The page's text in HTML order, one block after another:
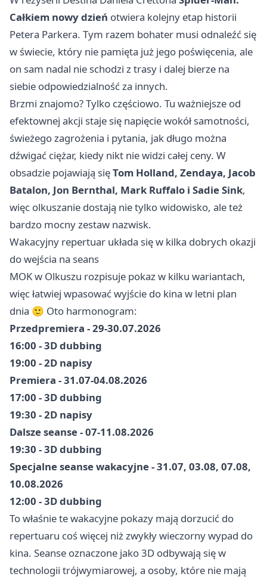
Całkiem nowy dzień otwiera kolejny etap historii
Petera Parkera. Tym razem bohater musi odnaleźć się
w świecie, który nie pamięta już jego poświęcenia, ale
on sam nadal nie schodzi z trasy i dalej bierze na
siebie odpowiedzialność za innych.
Brzmi znajomo? Tylko częściowo. Tu ważniejsze od
efektownej akcji staje się napięcie wokół samotności,
świeżego zagrożenia i pytania, jak długo można
dźwigać ciężar, kiedy nikt nie widzi całej ceny. W
obsadzie pojawiają sięTom Holland, Zendaya, Jacob
Batalon, Jon Bernthal, Mark Ruffalo i Sadie Sink,
więc olkuszanie dostają nie tylko widowisko, ale też
bardzo mocny zestaw nazwisk.
Wakacyjny repertuar układa się w kilka dobrych okazji
do wejścia na seans
MOK w Olkuszu rozpisuje pokaz w kilku wariantach,
więc łatwiej wpasować wyjście do kina w letni plan
dnia 🙂 Oto harmonogram:
Przedpremiera - 29-30.07.2026
16:00 - 3D dubbing
19:00 - 2D napisy
Premiera - 31.07-04.08.2026
17:00 - 3D dubbing
19:30 - 2D napisy
Dalsze seanse - 07-11.08.2026
19:30 - 3D dubbing
Specjalne seanse wakacyjne - 31.07, 03.08, 07.08,
10.08.2026
12:00 - 3D dubbing
To właśnie te wakacyjne pokazy mają dorzucić do
repertuaru coś więcej niż zwykły wieczorny wypad do
kina. Seanse oznaczone jako 3D odbywają się w
technologii trójwymiarowej, a osoby, które nie mają